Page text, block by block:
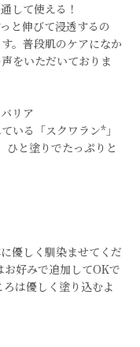
して使える！
と伸びて浸透するの
。普段肌のケアになか
をいただいておりま
リア
いる「スクワラン*」
ひと塗りでたっぷりと
優しく馴染ませてくだ
好みで追加してOKで
は優しく塗り込むよ